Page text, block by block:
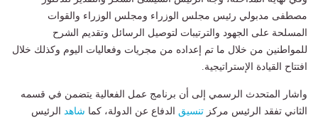
مصطفى مدبولي رئيس مجلس الوزراء ومجلس الوزراء والقوات
المسلحة على الجهود والترتيبات لتوصيل الرسائل وتقديم الشرح
للمواطنين من خلال ما تم إعداده من مجريات وفعاليات اليوم وكذلك خلال
افتتاح القيادة الإستراتيجية.
واشار المتحدث الرسمي إلى أن برنامج عمل الفعالية يتضمن في قسمه
الثاني تفقد الرئيس مركز تنسيق الدفاع عن الدولة، كما شاهد الرئيس